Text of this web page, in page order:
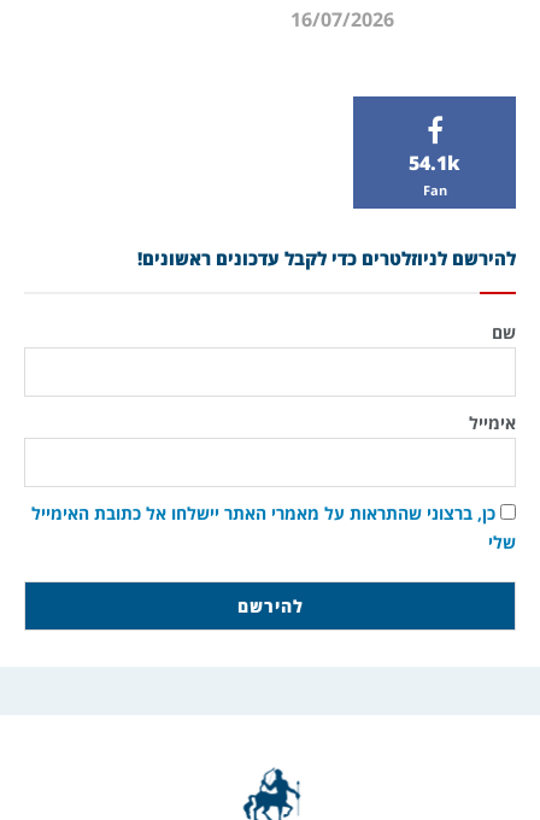
54.1k
Fan
להירשם לניוזלטרים כדי לקבל עדכונים ראשונים!
שם
אימייל
כן, ברצוני שהתראות על מאמרי האתר יישלחו אל כתובת האימייל
שלי